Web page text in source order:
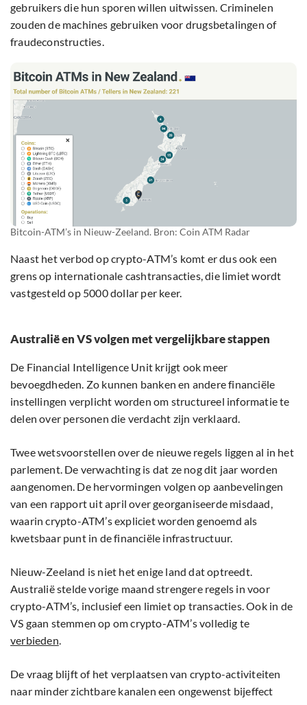
gebruikers die hun sporen willen uitwissen. Criminelen
zouden de machines gebruiken voor drugsbetalingen of
fraudeconstructies.
Bitcoin-ATM’s in Nieuw-Zeeland. Bron: Coin ATM Radar
Naast het verbod op crypto-ATM’s komt er dus ook een
grens op internationale cashtransacties, die limiet wordt
vastgesteld op 5000 dollar per keer.
Australië en VS volgen met vergelijkbare stappen
De Financial Intelligence Unit krijgt ook meer
bevoegdheden. Zo kunnen banken en andere financiële
instellingen verplicht worden om structureel informatie te
delen over personen die verdacht zijn verklaard.
Twee wetsvoorstellen over de nieuwe regels liggen al in het
parlement. De verwachting is dat ze nog dit jaar worden
aangenomen. De hervormingen volgen op aanbevelingen
van een rapport uit april over georganiseerde misdaad,
waarin crypto-ATM’s expliciet worden genoemd als
kwetsbaar punt in de financiële infrastructuur.
Nieuw-Zeeland is niet het enige land dat optreedt.
Australië stelde vorige maand strengere regels in voor
crypto-ATM’s, inclusief een limiet op transacties. Ook in de
VS gaan stemmen op om crypto-ATM’s volledig te
verbieden.
De vraag blijft of het verplaatsen van crypto-activiteiten
naar minder zichtbare kanalen een ongewenst bijeffect